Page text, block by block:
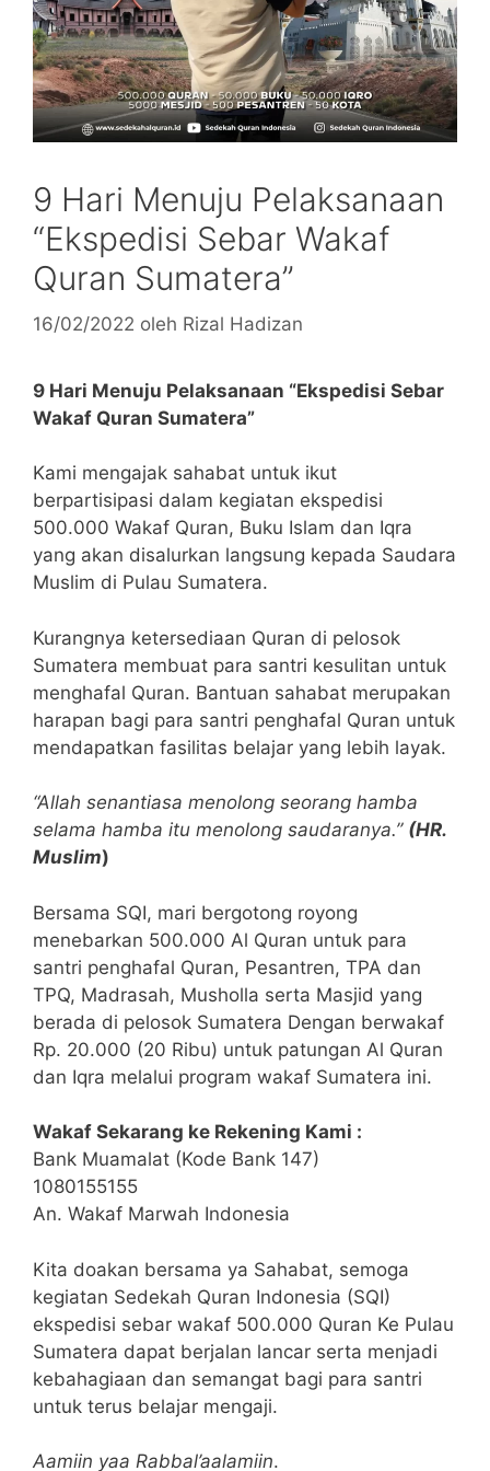
9 Hari Menuju Pelaksanaan
“Ekspedisi Sebar Wakaf
Quran Sumatera”
16/02/2022 oleh Rizal Hadizan
9 Hari Menuju Pelaksanaan “Ekspedisi Sebar
Wakaf Quran Sumatera”
Kami mengajak sahabat untuk ikut
berpartisipasi dalam kegiatan ekspedisi
500.000 Wakaf Quran, Buku Islam dan Iqra
yang akan disalurkan langsung kepada Saudara
Muslim di Pulau Sumatera.
Kurangnya ketersediaan Quran di pelosok
Sumatera membuat para santri kesulitan untuk
menghafal Quran. Bantuan sahabat merupakan
harapan bagi para santri penghafal Quran untuk
mendapatkan fasilitas belajar yang lebih layak.
“Allah senantiasa menolong seorang hamba
selama hamba itu menolong saudaranya.” (HR.
Muslim)
Bersama SQI, mari bergotong royong
menebarkan 500.000 Al Quran untuk para
santri penghafal Quran, Pesantren, TPA dan
TPQ, Madrasah, Musholla serta Masjid yang
berada di pelosok Sumatera Dengan berwakaf
Rp. 20.000 (20 Ribu) untuk patungan Al Quran
dan Iqra melalui program wakaf Sumatera ini.
Wakaf Sekarang ke Rekening Kami :
Bank Muamalat (Kode Bank 147)
1080155155
An. Wakaf Marwah Indonesia
Kita doakan bersama ya Sahabat, semoga
kegiatan Sedekah Quran Indonesia (SQI)
ekspedisi sebar wakaf 500.000 Quran Ke Pulau
Sumatera dapat berjalan lancar serta menjadi
kebahagiaan dan semangat bagi para santri
untuk terus belajar mengaji.
Aamiin yaa Rabbal’aalamiin.